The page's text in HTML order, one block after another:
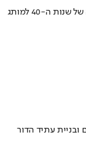
איך אסם הפכה את תקופת הצנע והמחסור הקשה של שנות ה-40 למותג
ובניית עתיד הדור